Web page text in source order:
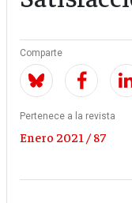
Comparte
Pertenece a la revista
Enero 2021 / 87